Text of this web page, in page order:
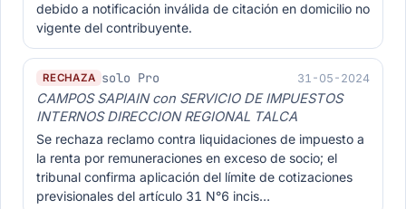
debido a notificación inválida de citación en domicilio no
vigente del contribuyente.
RECHAZA solo Pro 31-05-2024
CAMPOS SAPIAIN con SERVICIO DE IMPUESTOS
INTERNOS DIRECCION REGIONAL TALCA
Se rechaza reclamo contra liquidaciones de impuesto a
la renta por remuneraciones en exceso de socio; el
tribunal confirma aplicación del límite de cotizaciones
previsionales del artículo 31 N°6 incis…